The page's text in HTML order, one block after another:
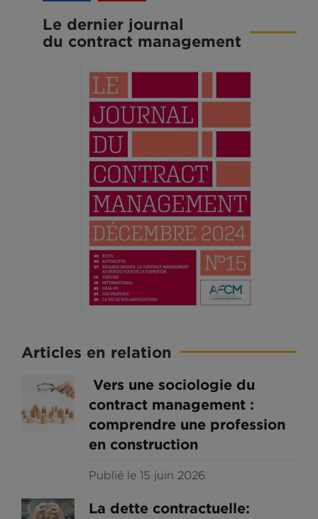
Le dernier journal
du contract management
Articles en relation
Vers une sociologie du
contract management :
comprendre une profession
en construction
Publié le 15 juin 2026
La dette contractuelle: